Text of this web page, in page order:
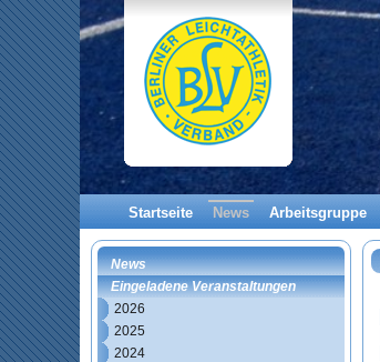
Startseite News Arbeitsgruppe
News
Eingeladene Veranstaltungen
2026
2025
2024